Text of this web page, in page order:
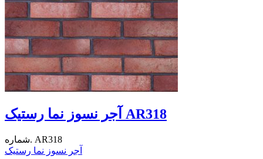
آجر نسوز نما رستیک AR318
شماره. AR318
آجر نسوز نما رستیک